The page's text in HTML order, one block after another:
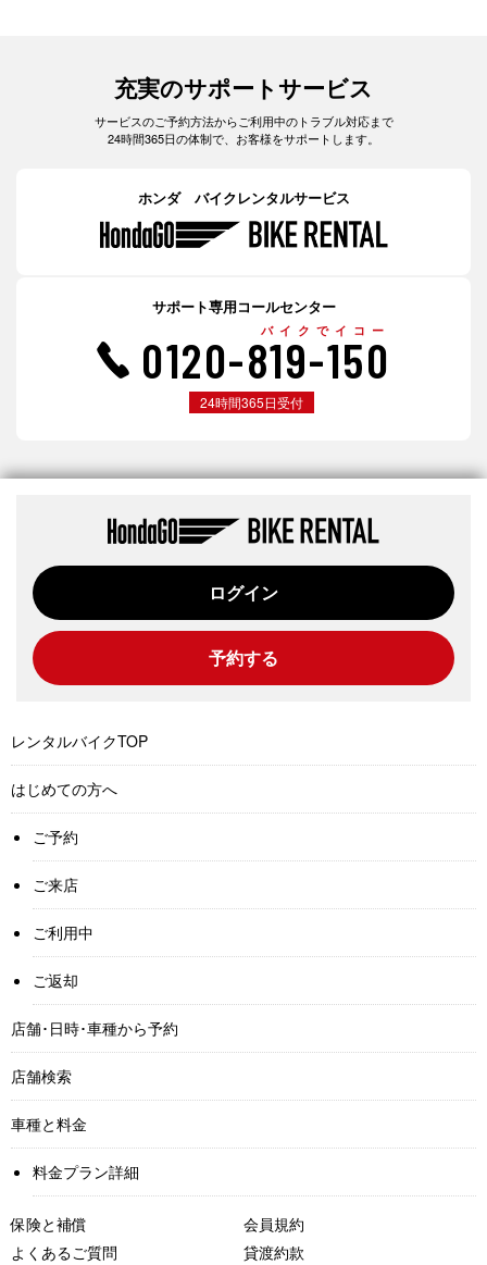
充実のサポートサービス
サービスのご予約方法からご利用中のトラブル対応まで
24時間365日の体制で、お客様をサポートします。
ホンダ バイクレンタルサービス
サポート専用コールセンター
バイクでイコー
0120-819-150
24時間365日受付
ログイン
予約する
レンタルバイクTOP
はじめての方へ
ご予約
ご来店
ご利用中
ご返却
店舗･日時･車種から予約
店舗検索
車種と料金
料金プラン詳細
保険と補償
よくあるご質問
会員規約
貸渡約款